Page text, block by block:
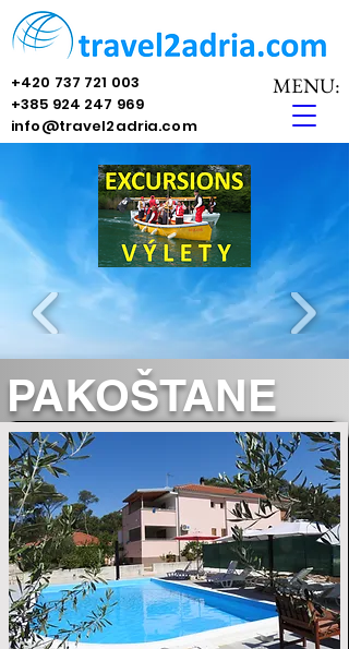
MENU:
+420 737 721 003
+385 924 247 969
info@travel2adria.com
PAKOŠTANE